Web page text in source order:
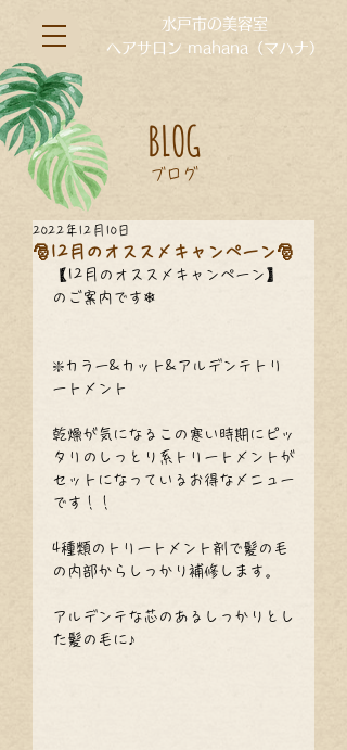
水戸市の美容室
ヘアサロン mahana（マハナ）
ブログ
BLOG
🎅12月のオススメキャンペーン🎅
2022年12月10日
【12月のオススメキャンペーン】
のご案内です❄
❇️カラー&カット&アルデンテトリ
ートメント
乾燥が気になるこの寒い時期にピッ
タリのしっとり系トリートメントが
セットになっているお得なメニュー
です！！
4種類のトリートメント剤で髪の毛
の内部からしっかり補修します。
アルデンテな芯のあるしっかりとし
た髪の毛に♪